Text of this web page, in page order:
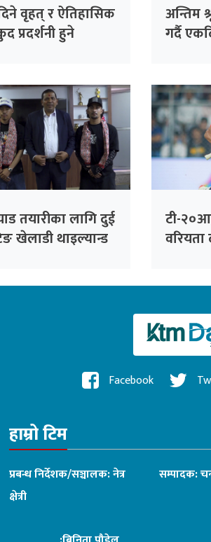
वृहत् र ऐतिहासिक
प्रदर्शनी हुने
अन्तिम
गर्दै
तयारीका लागि दुई
खेलाडी थाइल्यान्ड
टी-
वरियता
Facebook
हाम्रो टिम
प्रबन्ध निर्देशक/सञ्चालक: नेत्र
क्षेत्री
सम्पादक: